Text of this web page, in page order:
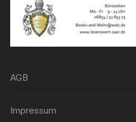
AGB
Impressum